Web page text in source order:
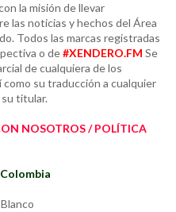
la misión de llevar
las noticias y hechos del Área
Todos las marcas registradas
o de#XENDERO.FM Se
de cualquiera de los
su traducción a cualquier
titular.
NOSOTROS / POLÍTICA